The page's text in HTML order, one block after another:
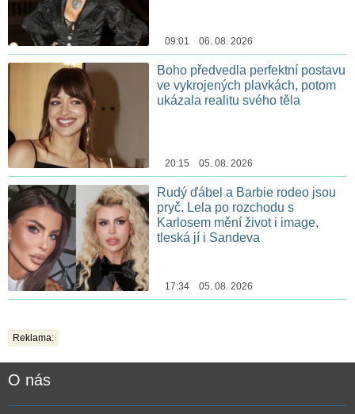
09:01 06. 08. 2026
Boho předvedla perfektní postavu
ve vykrojených plavkách, potom
ukázala realitu svého těla
20:15 05. 08. 2026
Rudý ďábel a Barbie rodeo jsou
pryč. Lela po rozchodu s
Karlosem mění život i image,
tleská jí i Sandeva
17:34 05. 08. 2026
Reklama:
O nás